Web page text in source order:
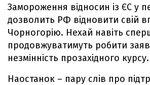
Замороження відносин із ЄС у
дозволить РФ відновити свій
Чорногорію. Нехай навіть
продовжуватимуть робити
незмінність прозахідного курсу.
Наостанок – пару слів про